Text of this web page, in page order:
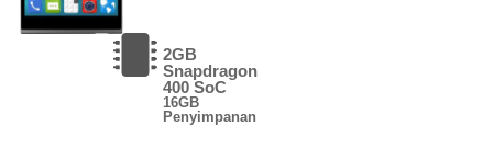
2GB
Snapdragon
400 SoC
16GB
Penyimpanan